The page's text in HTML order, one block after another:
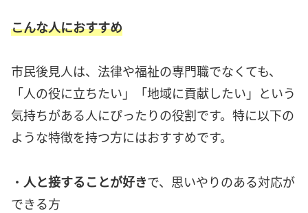
こんな人におすすめ
市民後見人は、法律や福祉の専門職でなくても、
「人の役に立ちたい」「地域に貢献したい」という
気持ちがある人にぴったりの役割です。特に以下の
ような特徴を持つ方にはおすすめです。
・ 人と接することが好きで、思いやりのある対応が
できる方